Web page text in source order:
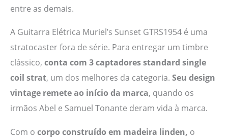
entre as demais.
A Guitarra Elétrica Muriel’s Sunset GTRS1954 é uma
stratocaster fora de série. Para entregar um timbre
clássico, conta com 3 captadores standard single
coil strat, um dos melhores da categoria. Seu design
vintage remete ao início da marca, quando os
irmãos Abel e Samuel Tonante deram vida à marca.
Com o corpo construído em madeira linden, o